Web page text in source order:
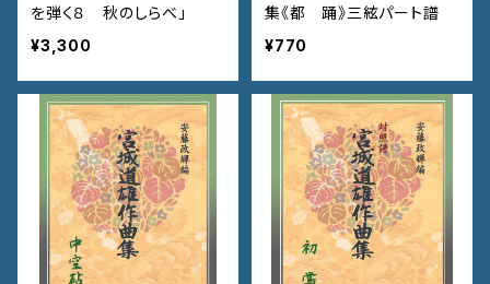
を弾く８ 秋のしらべ」
¥3,300
集《都 踊》三絃パート譜
¥770